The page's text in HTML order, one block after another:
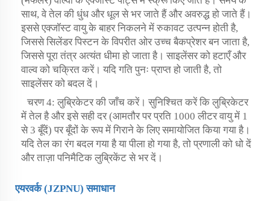
साथ, वे तेल की धुंध और धूल से भर जाते हैं और अवरुद्ध हो जाते हैं।
इससे एक्जॉस्ट वायु के बाहर निकलने में रुकावट उत्पन्न होती है,
जिससे सिलेंडर पिस्टन के विपरीत ओर उच्च बैकप्रेशर बन जाता है,
जिससे पूरा तंत्र अत्यंत धीमा हो जाता है। साइलेंसर को हटाएँ और
वाल्व को चक्रित करें। यदि गति पुनः प्राप्त हो जाती है, तो
साइलेंसर को बदल दें।
चरण 4: लुब्रिकेटर की जाँच करें। सुनिश्चित करें कि लुब्रिकेटर
में तेल है और इसे सही दर (आमतौर पर प्रति 1000 लीटर वायु में 1
से 3 बूँदें) पर बूँदों के रूप में गिराने के लिए समायोजित किया गया है।
यदि तेल का रंग बदल गया है या पीला हो गया है, तो प्रणाली को धो दें
और ताज़ा पनिमैटिक लुब्रिकेंट से भर दें।
एयरवर्क (JZPNU) समाधान